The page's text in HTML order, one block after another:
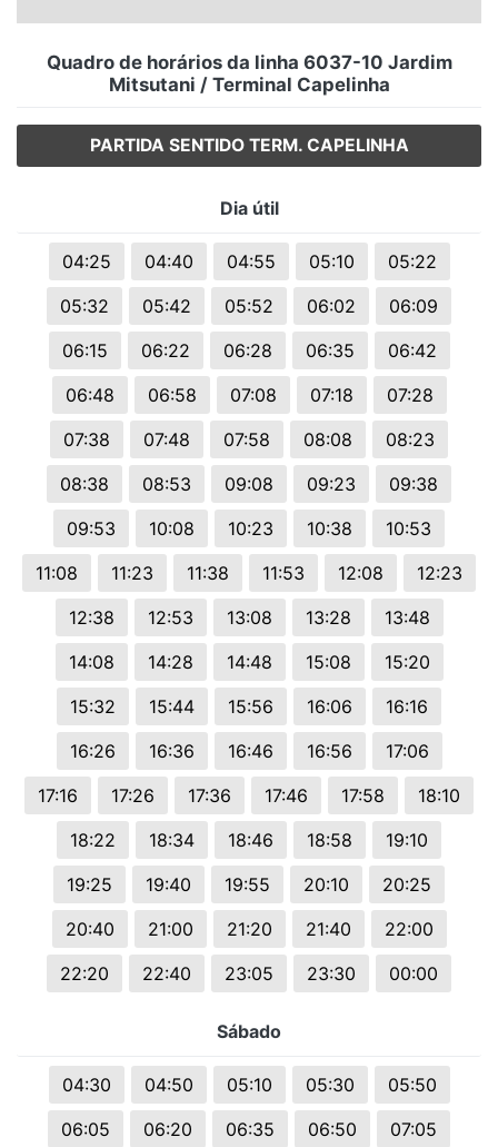
Quadro de horários da linha 6037-10 Jardim
Mitsutani / Terminal Capelinha
PARTIDA SENTIDO TERM. CAPELINHA
Dia útil
04:25 04:40 04:55 05:10
05:22
05:32
05:42 05:52 06:02
06:09
06:15
06:22 06:28 06:35
06:42
06:48
06:58 07:08 07:18
07:28
07:38
07:48 07:58 08:08
08:23
08:38
08:53 09:08 09:23
09:38
09:53
10:08 10:23 10:38
10:53
11:08
11:23 11:38 11:53 12:08
12:23
12:38
12:53 13:08 13:28
13:48
14:08
14:28 14:48 15:08
15:20
15:32
15:44 15:56 16:06
16:16
16:26
16:36 16:46 16:56
17:06
17:16
17:26 17:36 17:46 17:58
18:10
18:22
18:34 18:46 18:58
19:10
19:25
19:40 19:55 20:10
20:25
20:40
21:00 21:20 21:40
22:00
22:20
22:40 23:05 23:30 00:00
Sábado
04:30 04:50 05:10 05:30
05:50
06:05
06:20 06:35 06:50 07:05